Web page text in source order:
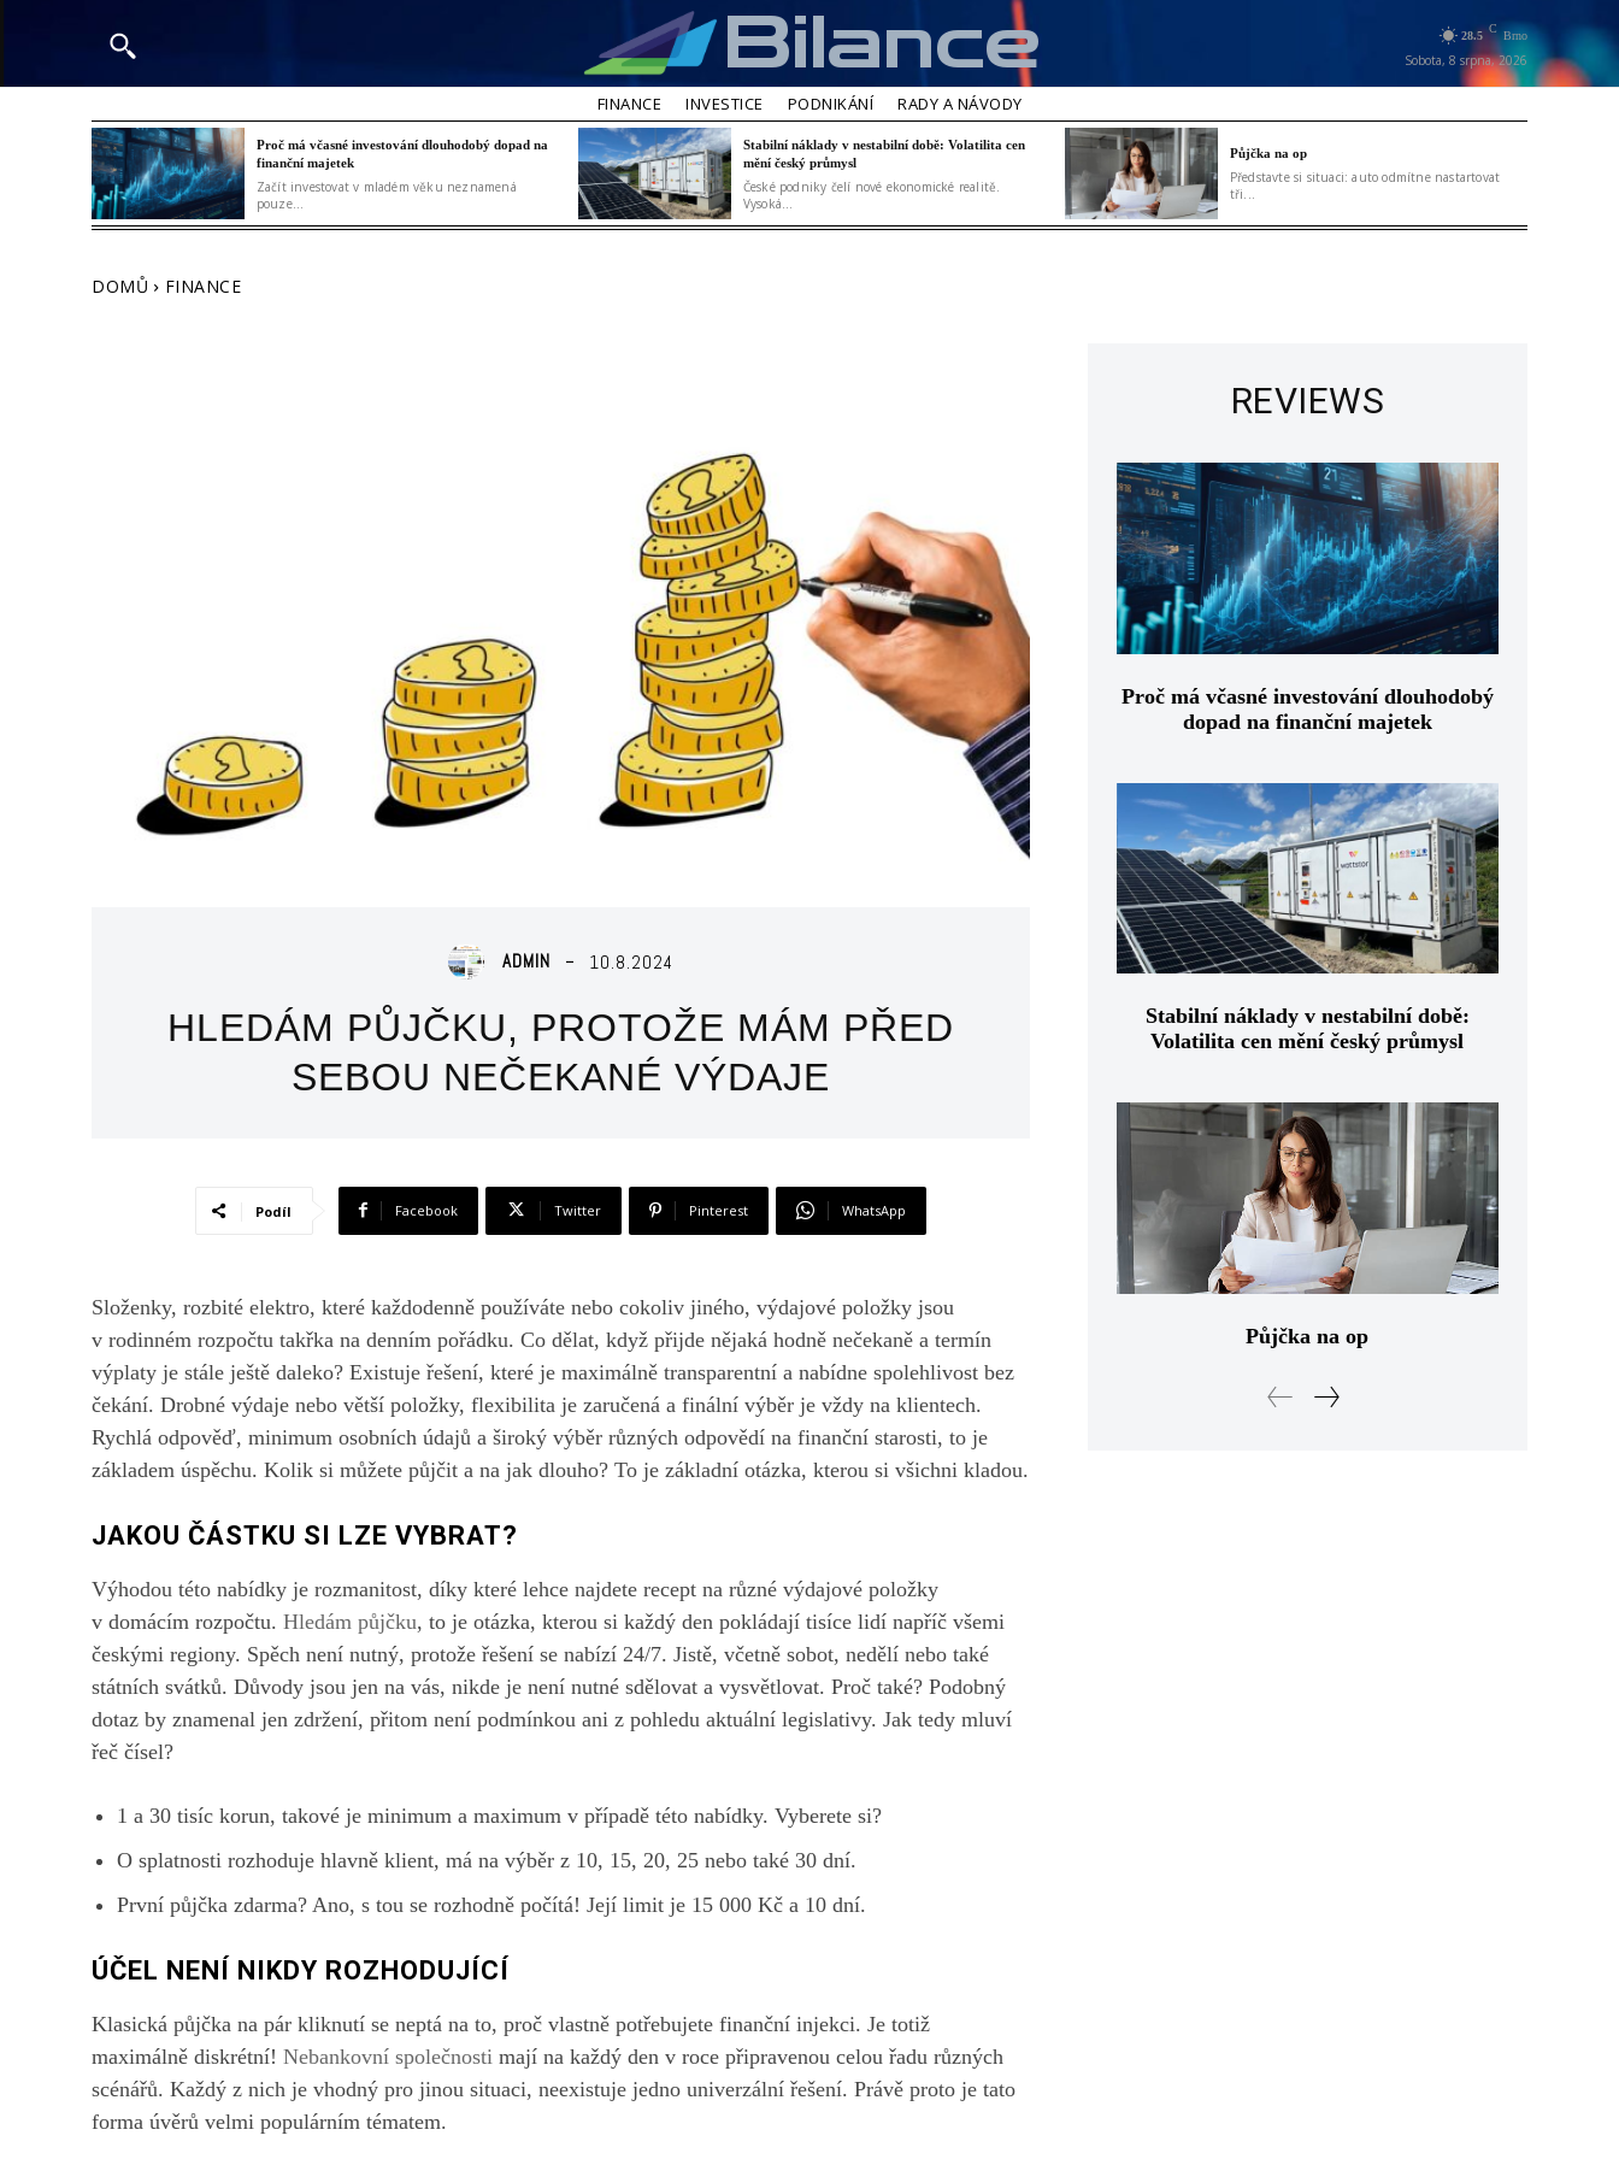
Bilance 28.5
C
Brno
Sobota, 8 srpna, 2026
FINANCE INVESTICE PODNIKÁNÍ RADY A NÁVODY
Proč má včasné investování dlouhodobý dopad na
finanční majetek
Začít investovat v mladém věku neznamená
pouze...
Stabilní náklady v nestabilní době: Volatilita cen
mění český průmysl
České podniky čelí nové ekonomické realitě.
Vysoká...
Půjčka na op
Představte si situaci: auto odmítne nastartovat
tři...
DOMŮ FINANCE
ADMIN 10.8.2024
HLEDÁM PŮJČKU, PROTOŽE MÁM PŘED
SEBOU NEČEKANÉ VÝDAJE
Podíl Facebook Twitter Pinterest WhatsApp
Složenky, rozbité elektro, které každodenně používáte nebo cokoliv jiného, výdajové položky jsou
v rodinném rozpočtu takřka na denním pořádku. Co dělat, když přijde nějaká hodně nečekaně a termín
výplaty je stále ještě daleko? Existuje řešení, které je maximálně transparentní a nabídne spolehlivost bez
čekání. Drobné výdaje nebo větší položky, flexibilita je zaručená a finální výběr je vždy na klientech.
Rychlá odpověď, minimum osobních údajů a široký výběr různých odpovědí na finanční starosti, to je
základem úspěchu. Kolik si můžete půjčit a na jak dlouho? To je základní otázka, kterou si všichni kladou.
JAKOU ČÁSTKU SI LZE VYBRAT?
Výhodou této nabídky je rozmanitost, díky které lehce najdete recept na různé výdajové položky
v domácím rozpočtu. Hledám půjčku, to je otázka, kterou si každý den pokládají tisíce lidí napříč všemi
českými regiony. Spěch není nutný, protože řešení se nabízí 24/7. Jistě, včetně sobot, nedělí nebo také
státních svátků. Důvody jsou jen na vás, nikde je není nutné sdělovat a vysvětlovat. Proč také? Podobný
dotaz by znamenal jen zdržení, přitom není podmínkou ani z pohledu aktuální legislativy. Jak tedy mluví
řeč čísel?
1 a 30 tisíc korun, takové je minimum a maximum v případě této nabídky. Vyberete si?
O splatnosti rozhoduje hlavně klient, má na výběr z 10, 15, 20, 25 nebo také 30 dní.
První půjčka zdarma? Ano, s tou se rozhodně počítá! Její limit je 15 000 Kč a 10 dní.
ÚČEL NENÍ NIKDY ROZHODUJÍCÍ
Klasická půjčka na pár kliknutí se neptá na to, proč vlastně potřebujete finanční injekci. Je totiž
maximálně diskrétní! Nebankovní společnosti mají na každý den v roce připravenou celou řadu různých
scénářů. Každý z nich je vhodný pro jinou situaci, neexistuje jedno univerzální řešení. Právě proto je tato
forma úvěrů velmi populárním tématem.
REVIEWS
Proč má včasné investování dlouhodobý
dopad na finanční majetek
Stabilní náklady v nestabilní době:
Volatilita cen mění český průmysl
Půjčka na op